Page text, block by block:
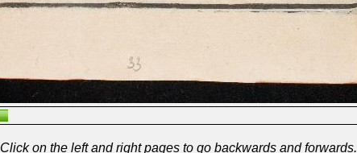
Click on the left and right pages to go backwards and forwards.